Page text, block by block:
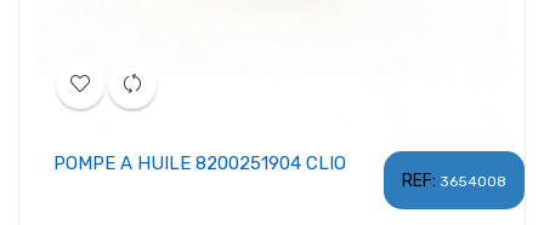
REF: 3654008
POMPE A HUILE 8200251904 CLIO